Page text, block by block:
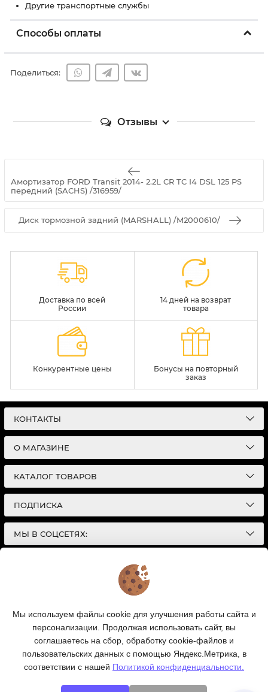
Другие транспортные службы
Способы оплаты
Поделиться:
Отзывы
Амортизатор FORD Transit 2014- 2.2L CR TC I4 DSL 125 PS
передний (SACHS) /316959/
Диск тормозной задний (MARSHALL) /M2000610/
Доставка по всей
России
14 дней на возврат
товара
Конкурентные цены
Бонусы на повторный
заказ
КОНТАКТЫ
О МАГАЗИНЕ
КАТАЛОГ ТОВАРОВ
ПОДПИСКА
МЫ В СОЦСЕТЯХ:
Интернет-магазин автотоваров в Екатеринбурге
| Разработка сайтов |
Политика конфиденциальности
интернет-сайт носит исключительно
информационный характер и ни при каких условиях
информационные материалы и цены, размещенные на
сайте, не являются публичной офертой, определяемой
положениями Статей 435 и 437 Гражданского кодекса
РФ.
Ваш заказ, включая стоимость и наличие товара, будет
Мы используем файлы cookie для улучшения работы сайта и
персонализации. Продолжая использовать сайт, вы
соглашаетесь на сбор, обработку cookie-файлов и
пользовательских данных с помощью Яндекс.Метрика, в
соответствии с нашей Политикой конфиденциальности.